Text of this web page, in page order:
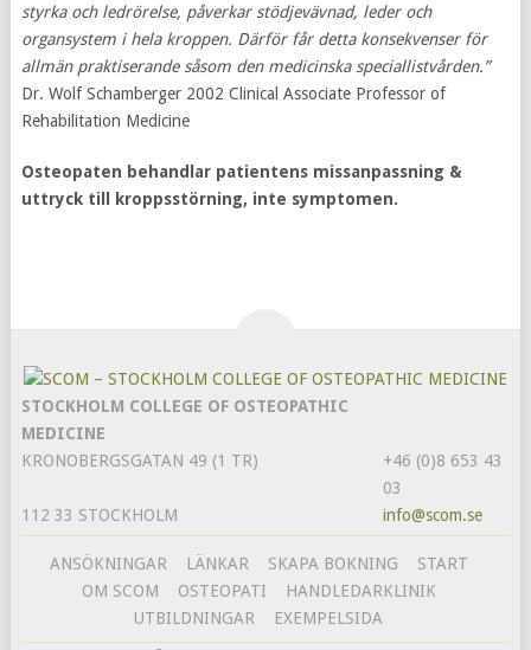
styrka och ledrörelse, påverkar stödjevävnad, leder och
organsystem i hela kroppen. Därför får detta konsekvenser för
allmän praktiserande såsom den medicinska speciallistvården.”
Dr. Wolf Schamberger 2002 Clinical Associate Professor of
Rehabilitation Medicine
Osteopaten behandlar patientens missanpassning &
uttryck till kroppsstörning, inte symptomen.
STOCKHOLM COLLEGE OF OSTEOPATHIC
MEDICINE
KRONOBERGSGATAN 49 (1 TR)
+46 (0)8 653 43
03
112 33 STOCKHOLM
info@scom.se
ANSÖKNINGAR LÄNKAR SKAPA BOKNING
START
OM SCOM
OSTEOPATI
HANDLEDARKLINIK
UTBILDNINGAR
EXEMPELSIDA